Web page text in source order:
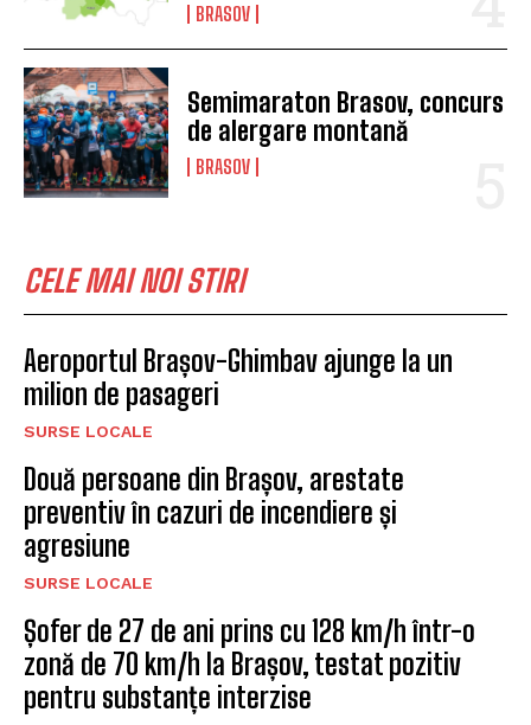
BRASOV
Semimaraton Brasov, concurs
de alergare montană
BRASOV
CELE MAI NOI STIRI
Aeroportul Brașov-Ghimbav ajunge la un
milion de pasageri
SURSE LOCALE
Două persoane din Brașov, arestate
preventiv în cazuri de incendiere și
agresiune
SURSE LOCALE
Șofer de 27 de ani prins cu 128 km/h într-o
zonă de 70 km/h la Brașov, testat pozitiv
pentru substanțe interzise